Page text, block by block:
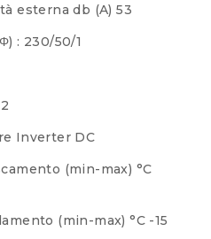
esterna db (A) 53
: 230/50/1
Inverter DC
(min-max) °C
(min-max) °C -15